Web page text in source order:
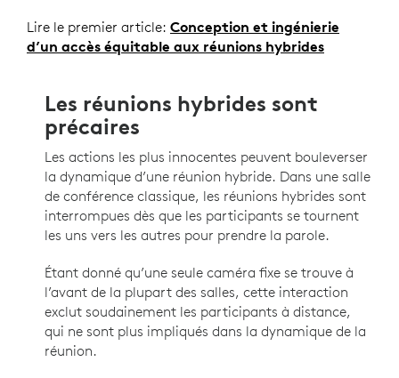
Lire le premier article: Conception et ingénierie
d’un accès équitable aux réunions hybrides
Les réunions hybrides sont
précaires
Les actions les plus innocentes peuvent bouleverser
la dynamique d’une réunion hybride. Dans une salle
de conférence classique, les réunions hybrides sont
interrompues dès que les participants se tournent
les uns vers les autres pour prendre la parole.
Étant donné qu’une seule caméra fixe se trouve à
l’avant de la plupart des salles, cette interaction
exclut soudainement les participants à distance,
qui ne sont plus impliqués dans la dynamique de la
réunion.